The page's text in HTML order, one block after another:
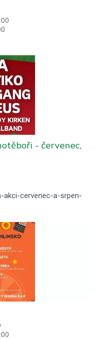
- červenec,
akci-cervenec-a-srpen-